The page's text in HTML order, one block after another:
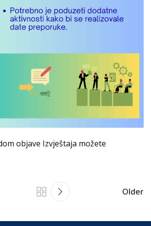
objave Izvještaja možete
Older